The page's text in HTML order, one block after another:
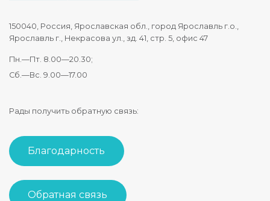
150040, Россия, Ярославская обл., город Ярославль г.о.,
Ярославль г., Некрасова ул., зд. 41, стр. 5, офис 47
Пн.—Пт. 8.00—20.30;
Сб.—Вс. 9.00—17.00
Рады получить обратную связь:
Благодарность
Обратная связь